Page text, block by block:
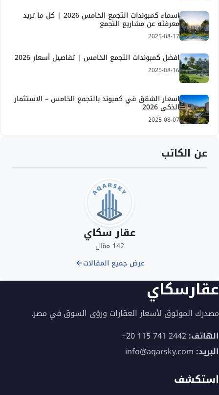
اسماء كمبوندات التجمع الخامس 2026 | كل ما تريد
معرفته عن مشاريع التجمع
2025-08-17
افضل كمبوندات التجمع الخامس | تفاصيل أسعار 2026
2025-08-16
اسعار الشقق في كمبوند بالتجمع الخامس – الاستثمار
الذكي 2026
2025-08-07
عن الكاتب
عقار سكاي
142 مقال
عرض جميع المقالات
عقارسكاي
مصدرك الموثوق لأسعار العقارات ورؤى السوق في مصر.
الهاتف:+20 115 741 2442
البريد: info@aqarsky.com
استكشف